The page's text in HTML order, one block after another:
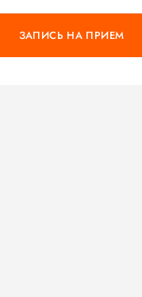
ЗАПИСЬ НА ПРИЕМ